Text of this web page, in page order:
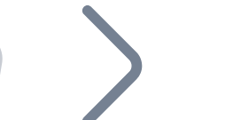
en tu negocio y permite que
en tu ecosistema.